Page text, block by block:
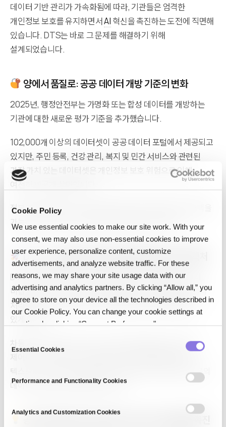
Cookie Policy
We use essential cookies to make our site work. With your
consent, we may also use non‑essential cookies to improve
user experience, personalize content, customize
advertisements, and analyze website traffic. For these
reasons, we may share your site usage data with our
advertising and analytics partners. By clicking “Allow all,” you
agree to store on your device all the technologies described in
our Cookie Policy. You can change your cookie settings at
any time by clicking “Consent Preferences."
Essential Cookies
Performance and Functionality Cookies
Analytics and Customization Cookies
데이터 기반 관리가 가속화됨에 따라, 기관들은 엄격한
개인정보 보호를 유지하면서AI 혁신을 촉진하는 도전에 직면해
있습니다. DTS는 바로 그 문제를 해결하기 위해
설계되었습니다.
양에서 품질로: 공공 데이터 개방 기준의 변화
2025년, 행정안전부는 가명화 또는 합성 데이터를 개방하는
기관에 대한 새로운 평가 기준을 추가했습니다.
102,000개 이상의 데이터셋이 공공 데이터 포털에서 제공되고
있지만, 주민 등록, 건강 관리, 복지 및 민간 서비스와 관련된
가장 가치 있는 데이터셋은 개인정보 보호 위험으로 인해
여전히 비공개 상태입니다.
정부 기관과 KISA는 이제 안전한 공공 데이터 개방과 AI 채택을
가능하게 하는 핵심 기술로 합성 데이터를 강조합니다.
DTS: 고위험 공공 데이터에 대한 비접근 아키텍처
DTS는 원본 데이터가 기관 내부에 항상 유지되도록 합니다.
비접근 구조에 기반하여 외부 운영자가 실제 데이터를 보거나
처리하는 것을 방지하면서 합성 형태로 안전하게 변환할 수
있게 합니다.
차등 개인 정보 보호 Privacy는 재식별 위험을 수학적으로
제어하는 데 적용됩니다. 통합 파이프라인을 통해 표 형식,
텍스트, 이미지 및 시계열 형식을 지원하여 다양한 공공 부문의
데이터 특성에 최적화되어 있습니다.
공공 데이터 개방, 공동 연구 및 교차 기관 협업 촉진